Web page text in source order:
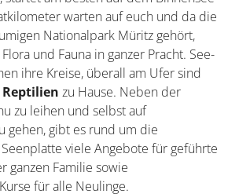
im Nordosten Deutschlands mit dem
startet am besten auf dem Binnensee
warten auf euch und da die
Nationalpark Müritz gehört,
und Fauna in ganzer Pracht. See-
ihre Kreise, überall am Ufer sind
Reptilienzu Hause. Neben der
zu leihen und selbst auf
gehen, gibt es rund um die
viele Angebote für geführte